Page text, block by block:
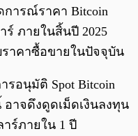
การณ์ราคา Bitcoin
ร์ ภายในสิ้นปี 2025
ราคาซื้อขายในปัจจุบัน
รอนุมัติ Spot Bitcoin
อาจดึงดูดเม็ดเงินลงทุน
าร์ภายใน 1 ปี